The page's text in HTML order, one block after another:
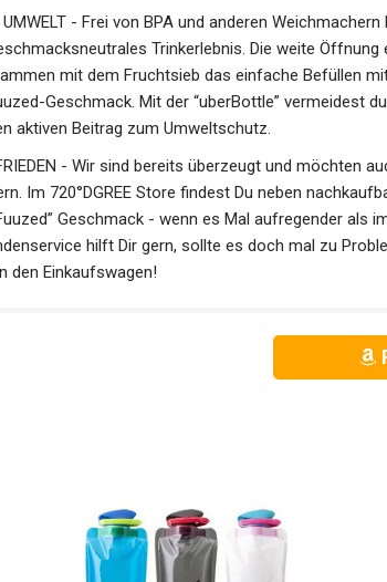
UMWELT - Frei von BPA und anderen
Trinkerlebnis. Die weite
mit dem Fruchtsieb das einfache Befüllen
Geschmack. Mit der “uberBottle” vermeidest
aktiven Beitrag zum Umweltschutz.
- Wir sind bereits überzeugt und möchten
Im 720°DGREE Store findest Du neben
Geschmack - wenn es Mal aufregender als
hilft Dir gern, sollte es doch mal zu
den Einkaufswagen!